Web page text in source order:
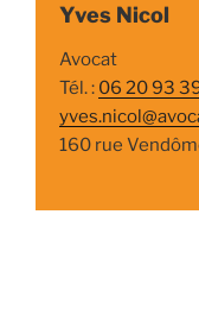
Yves Nicol
Avocat
Tél. : 06 20 93
160 rue